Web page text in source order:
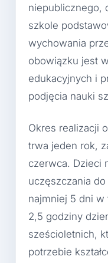
niepublicznego,
szkole
wychowania
obowiązku jest
edukacyjnych i
podjęcia nauki
Okres realizacji
trwa jeden rok,
czerwca. Dzieci
uczęszczania
najmniej 5 dni
2,5 godziny
sześcioletnich,
potrzebie